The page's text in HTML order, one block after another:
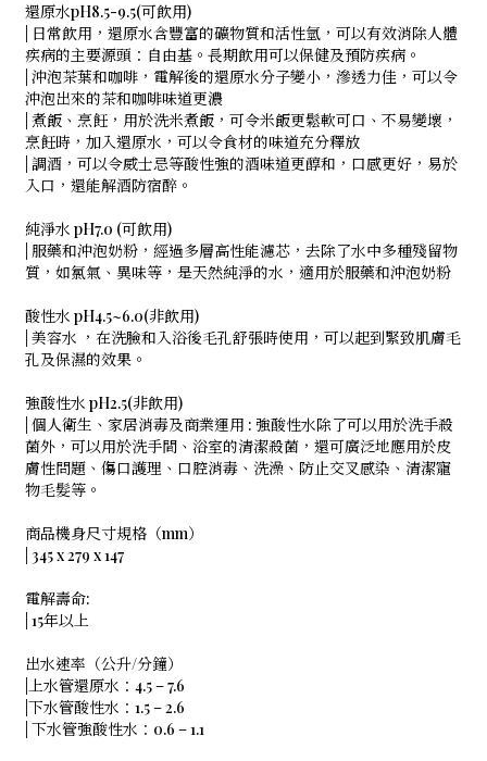
還原水pH8.5-9.5(可飲用)
| 日常飲用，還原水含豐富的礦物質和活性氫，可以有效消除人體
疾病的主要源頭：自由基。長期飲用可以保健及預防疾病。
| 沖泡茶葉和咖啡，電解後的還原水分子變小，滲透力佳，可以令
沖泡出來的茶和咖啡味道更濃
| 煮飯、烹飪，用於洗米煮飯，可令米飯更鬆軟可口、不易變壞，
烹飪時，加入還原水，可以令食材的味道充分釋放
| 調酒，可以令威士忌等酸性強的酒味道更醇和，口感更好，易於
入口，還能解酒防宿醉。
純淨水 pH7.0 (可飲用)
| 服藥和沖泡奶粉，經過多層高性能濾芯，去除了水中多種殘留物
質，如氯氣、異味等，是天然純淨的水，適用於服藥和沖泡奶粉
酸性水 pH4.5~6.0(非飲用)
| 美容水 ，在洗臉和入浴後毛孔舒張時使用，可以起到緊致肌膚毛
孔及保濕的效果。
強酸性水 pH2.5(非飲用)
| 個人衛生、家居消毒及商業運用 : 強酸性水除了可以用於洗手殺
菌外，可以用於洗手間、浴室的清潔殺菌，還可廣泛地應用於皮
膚性問題、傷口護理、口腔消毒、洗澡、防止交叉感染、清潔寵
物毛髮等。
商品機身尺寸規格（mm）
| 345 x 279 x 147
電解壽命:
| 15年以上
出水速率（公升/分鐘）
|上水管還原水：4.5 – 7.6
|下水管酸性水：1.5 – 2.6
| 下水管強酸性水：0.6 – 1.1